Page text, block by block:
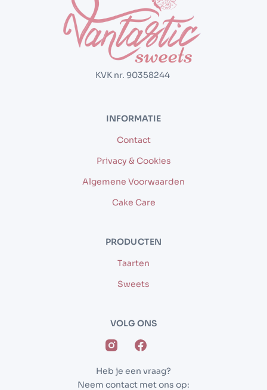
KVK nr. 90358244
INFORMATIE
Contact
Privacy & Cookies
Algemene Voorwaarden
Cake Care
PRODUCTEN
Taarten
Sweets
VOLG ONS
Heb je een vraag?
Neem contact met ons op: